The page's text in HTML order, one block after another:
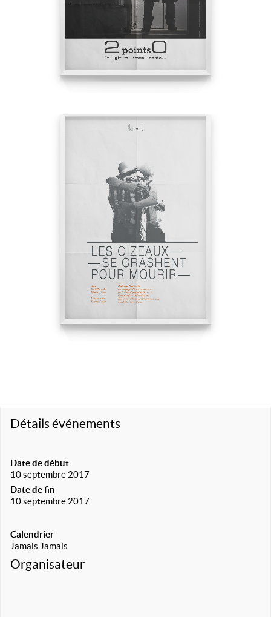
Détails événements
Date de début
10 septembre 2017
Date de fin
10 septembre 2017
Calendrier
Jamais Jamais
Organisateur